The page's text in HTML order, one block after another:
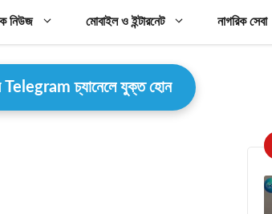
নিউজ মোবাইল ও ইন্টারনেট নাগরিক সেবা
Telegram চ্যানেলে যুক্ত হোন